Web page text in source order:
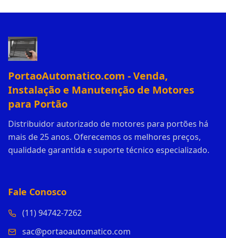
PortaoAutomatico.com - Venda,
Instalação e Manutenção de Motores
para Portão
Distribuidor autorizado de motores para portões há
mais de 25 anos. Oferecemos os melhores preços,
qualidade garantida e suporte técnico especializado.
Fale Conosco
(11) 94742-7262
sac@portaoautomatico.com